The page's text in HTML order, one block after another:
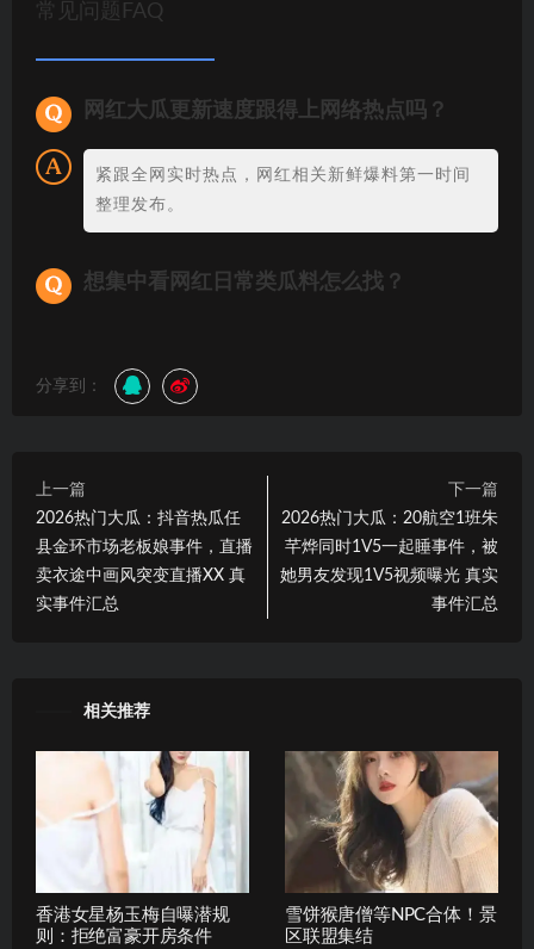
常见问题FAQ
网红大瓜更新速度跟得上网络热点吗？
紧跟全网实时热点，网红相关新鲜爆料第一时间
整理发布。
想集中看网红日常类瓜料怎么找？
分享到：
上一篇
2026热门大瓜：抖音热瓜任
县金环市场老板娘事件，直播
卖衣途中画风突变直播XX 真
实事件汇总
下一篇
2026热门大瓜：20航空1班朱
芊烨同时1V5一起睡事件，被
她男友发现1V5视频曝光 真实
事件汇总
相关推荐
香港女星杨玉梅自曝潜规
则：拒绝富豪开房条件
雪饼猴唐僧等NPC合体！景
区联盟集结